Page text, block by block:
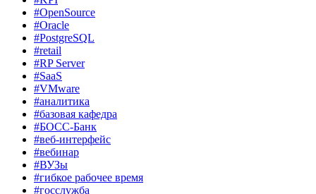
#OpenSource
#Oracle
#PostgreSQL
#retail
#RP Server
#SaaS
#VMware
#аналитика
#базовая кафедра
#БОСС-Банк
#веб-интерфейс
#вебинар
#ВУЗы
#гибкое рабочее время
#госслужба